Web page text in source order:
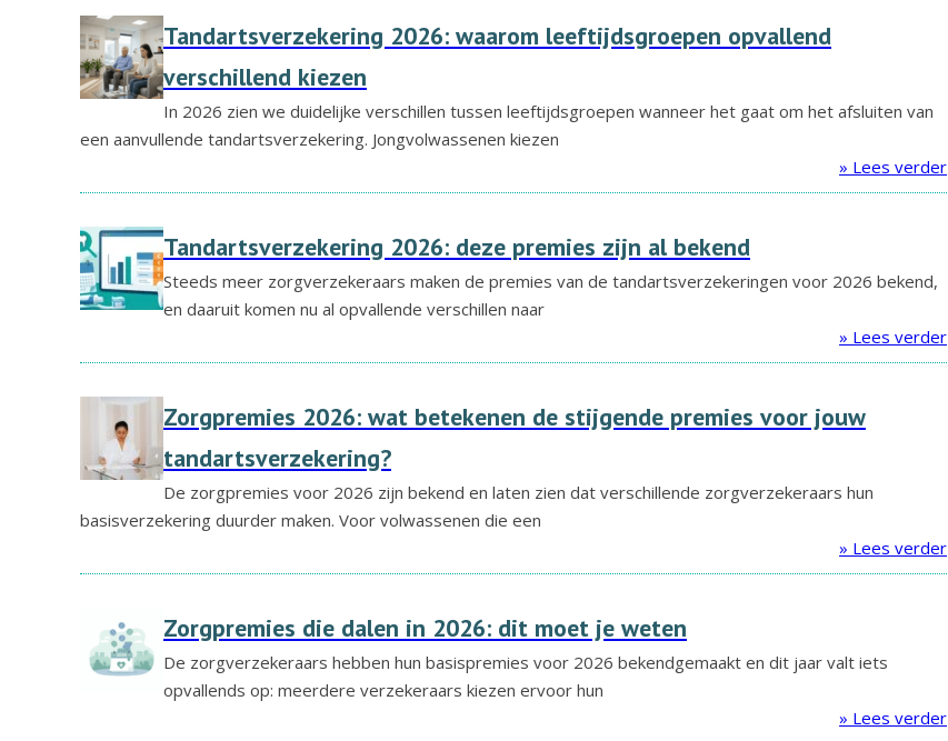
Tandartsverzekering 2026: waarom leeftijdsgroepen opvallend
verschillend kiezen
In 2026 zien we duidelijke verschillen tussen leeftijdsgroepen wanneer het gaat om het afsluiten van
een aanvullende tandartsverzekering. Jongvolwassenen kiezen
» Lees verder
Tandartsverzekering 2026: deze premies zijn al bekend
Steeds meer zorgverzekeraars maken de premies van de tandartsverzekeringen voor 2026 bekend,
en daaruit komen nu al opvallende verschillen naar
» Lees verder
Zorgpremies 2026: wat betekenen de stijgende premies voor jouw
tandartsverzekering?
De zorgpremies voor 2026 zijn bekend en laten zien dat verschillende zorgverzekeraars hun
basisverzekering duurder maken. Voor volwassenen die een
» Lees verder
Zorgpremies die dalen in 2026: dit moet je weten
De zorgverzekeraars hebben hun basispremies voor 2026 bekendgemaakt en dit jaar valt iets
opvallends op: meerdere verzekeraars kiezen ervoor hun
» Lees verder